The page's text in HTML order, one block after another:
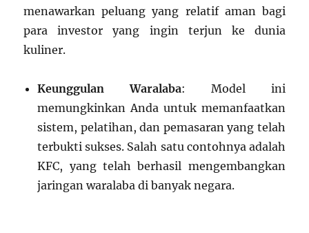
menawarkan peluang yang relatif aman bagi
para investor yang ingin terjun ke dunia
kuliner.
Keunggulan Waralaba: Model ini
memungkinkan Anda untuk memanfaatkan
sistem, pelatihan, dan pemasaran yang telah
terbukti sukses. Salah satu contohnya adalah
KFC, yang telah berhasil mengembangkan
jaringan waralaba di banyak negara.